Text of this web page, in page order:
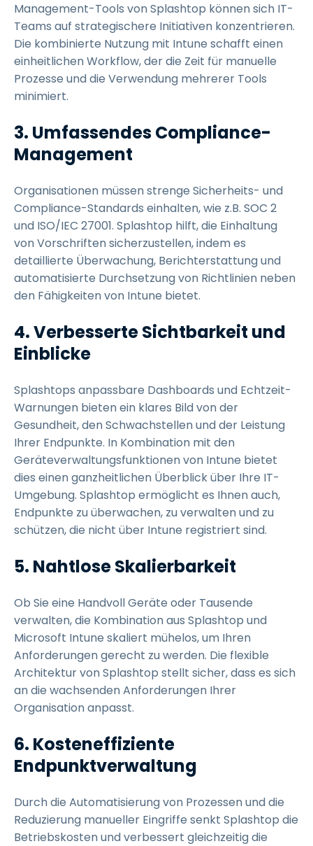
Management-Tools von Splashtop können sich IT-
Teams auf strategischere Initiativen konzentrieren.
Die kombinierte Nutzung mit Intune schafft einen
einheitlichen Workflow, der die Zeit für manuelle
Prozesse und die Verwendung mehrerer Tools
minimiert.
3. Umfassendes Compliance-
Management
Organisationen müssen strenge Sicherheits- und
Compliance-Standards einhalten, wie z.B. SOC 2
und ISO/IEC 27001. Splashtop hilft, die Einhaltung
von Vorschriften sicherzustellen, indem es
detaillierte Überwachung, Berichterstattung und
automatisierte Durchsetzung von Richtlinien neben
den Fähigkeiten von Intune bietet.
4. Verbesserte Sichtbarkeit und
Einblicke
Splashtops anpassbare Dashboards und Echtzeit-
Warnungen bieten ein klares Bild von der
Gesundheit, den Schwachstellen und der Leistung
Ihrer Endpunkte. In Kombination mit den
Geräteverwaltungsfunktionen von Intune bietet
dies einen ganzheitlichen Überblick über Ihre IT-
Umgebung. Splashtop ermöglicht es Ihnen auch,
Endpunkte zu überwachen, zu verwalten und zu
schützen, die nicht über Intune registriert sind.
5. Nahtlose Skalierbarkeit
Ob Sie eine Handvoll Geräte oder Tausende
verwalten, die Kombination aus Splashtop und
Microsoft Intune skaliert mühelos, um Ihren
Anforderungen gerecht zu werden. Die flexible
Architektur von Splashtop stellt sicher, dass es sich
an die wachsenden Anforderungen Ihrer
Organisation anpasst.
6. Kosteneffiziente
Endpunktverwaltung
Durch die Automatisierung von Prozessen und die
Reduzierung manueller Eingriffe senkt Splashtop die
Betriebskosten und verbessert gleichzeitig die